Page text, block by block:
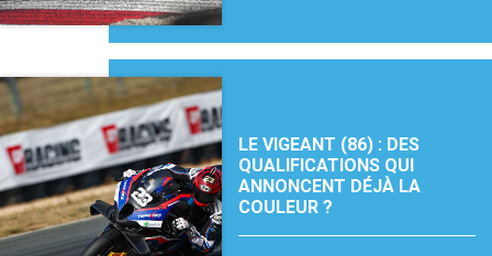
LE VIGEANT (86) : DES
QUALIFICATIONS QUI
ANNONCENT DÉJÀ LA
COULEUR ?